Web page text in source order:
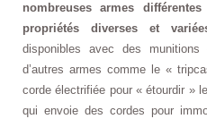
nombreuses armes
propriétés diverses et
disponibles avec des
d’autres armes comme le «
corde électrifiée pour « étourdir »
qui envoie des cordes pour